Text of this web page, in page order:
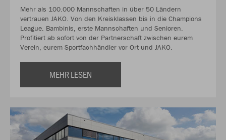
Mehr als 100.000 Mannschaften in über 50 Ländern
vertrauen JAKO. Von den Kreisklassen bis in die Champions
League. Bambinis, erste Mannschaften und Senioren.
Profitiert ab sofort von der Partnerschaft zwischen eurem
Verein, eurem Sportfachhändler vor Ort und JAKO.
MEHR LESEN